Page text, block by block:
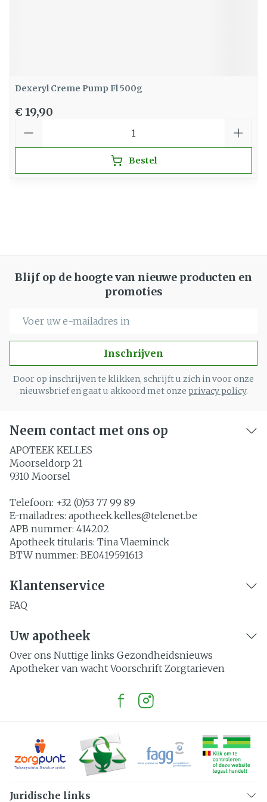
Dexeryl Creme Pump Fl 500g
€ 19,90
Bestel
Blijf op de hoogte van nieuwe producten en
promoties
Inschrijven
Door op inschrijven te klikken, schrijft u zich in voor onze
nieuwsbrief en gaat u akkoord met onze privacy policy.
Neem contact met ons op
APOTEEK KELLES
Moorseldorp 21
9310 Moorsel
Telefoon: +32 (0)53 77 99 89
E-mailadres: apotheek.kelles@telenet.be
APB nummer: 414202
Apotheek titularis: Tina Vlaeminck
BTW nummer: BE0419591613
Klantenservice
FAQ
Uw apotheek
Over ons Nuttige links Gezondheidsnieuws
Apotheker van wacht Voorschrift Zorgtarieven
Juridische links